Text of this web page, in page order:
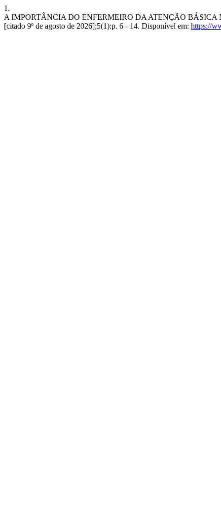
1.
A IMPORTÂNCIA DO ENFERMEIRO DA ATENÇÃO BÁSICA
[citado 9º de agosto de 2026];5(1):p. 6 - 14. Disponível em: https://